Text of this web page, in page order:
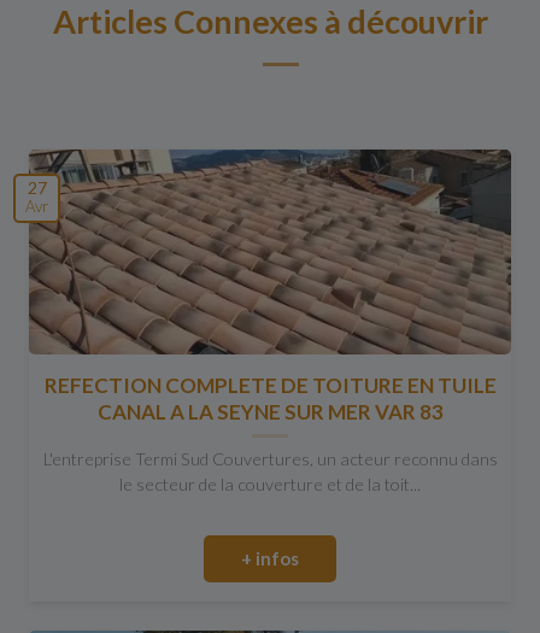
Articles Connexes à découvrir
27
Avr
REFECTION COMPLETE DE TOITURE EN TUILE
CANAL A LA SEYNE SUR MER VAR 83
L'entreprise Termi Sud Couvertures, un acteur reconnu dans
le secteur de la couverture et de la toit...
+ infos